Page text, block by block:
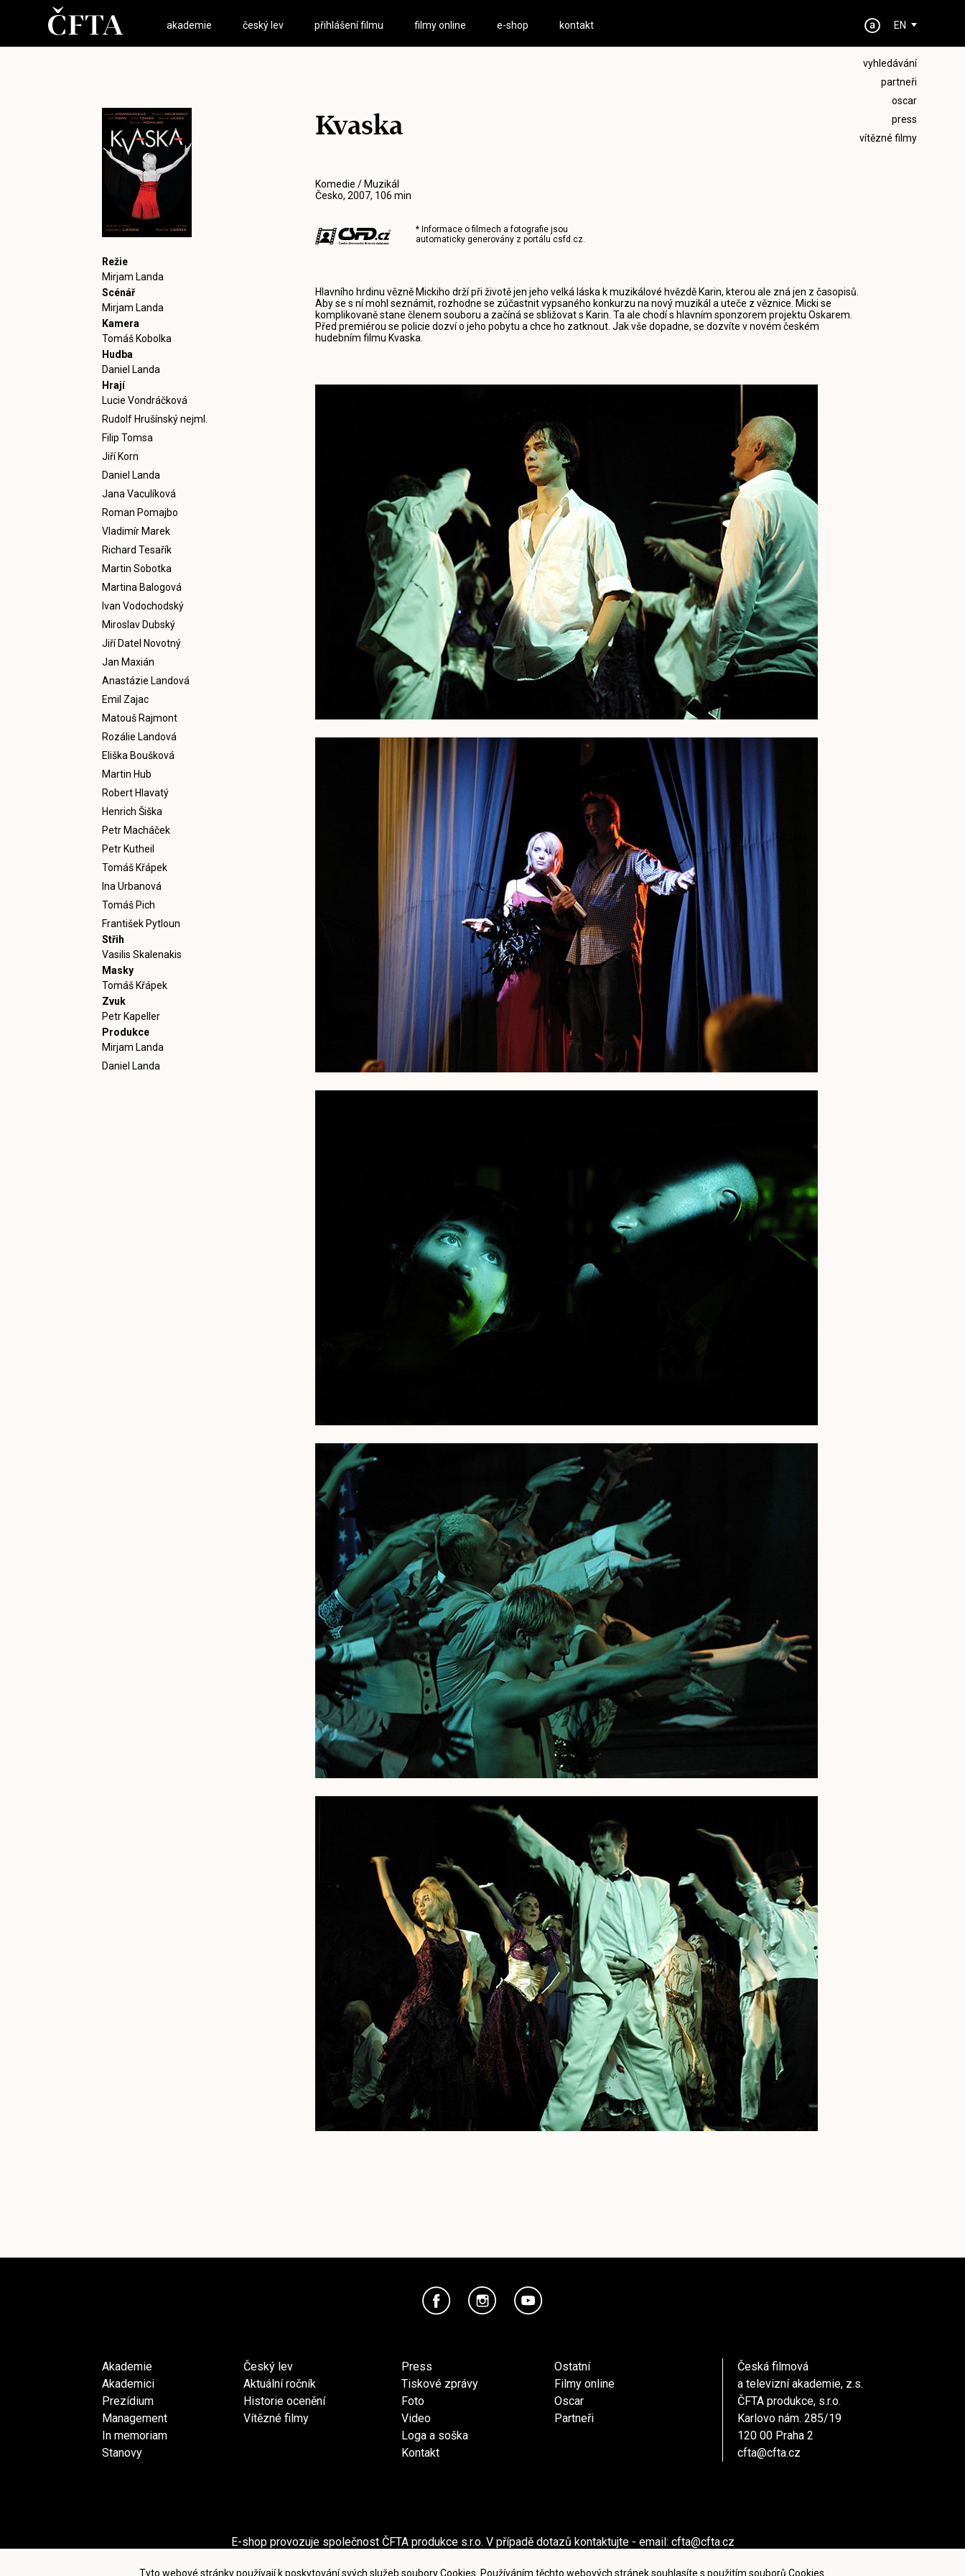
akademie český lev přihlášení filmu filmy online e-shop kontakt EN
vyhledávání
partneři
oscar
press
vítězné filmy
Režie
Mirjam Landa
Scénář
Mirjam Landa
Kamera
Tomáš Kobolka
Hudba
Daniel Landa
Hrají
Lucie Vondráčková
Rudolf Hrušínský nejml.
Filip Tomsa
Jiří Korn
Daniel Landa
Jana Vaculíková
Roman Pomajbo
Vladimír Marek
Richard Tesařík
Martin Sobotka
Martina Balogová
Ivan Vodochodský
Miroslav Dubský
Jiří Datel Novotný
Jan Maxián
Anastázie Landová
Emil Zajac
Matouš Rajmont
Rozálie Landová
Eliška Boušková
Martin Hub
Robert Hlavatý
Henrich Šiška
Petr Macháček
Petr Kutheil
Tomáš Křápek
Ina Urbanová
Tomáš Pich
František Pytloun
Střih
Vasilis Skalenakis
Masky
Tomáš Křápek
Zvuk
Petr Kapeller
Produkce
Mirjam Landa
Daniel Landa
Kvaska
Komedie / Muzikál
Česko, 2007, 106 min
* Informace o filmech a fotografie jsou
automaticky generovány z portálu csfd.cz.
Hlavního hrdinu vězně Mickiho drží při životě jen jeho velká láska k muzikálové hvězdě Karin, kterou ale zná jen z časopisů.
Aby se s ní mohl seznámit, rozhodne se zúčastnit vypsaného konkurzu na nový muzikál a uteče z věznice. Micki se
komplikovaně stane členem souboru a začíná se sbližovat s Karin. Ta ale chodí s hlavním sponzorem projektu Oskarem.
Před premiérou se policie dozví o jeho pobytu a chce ho zatknout. Jak vše dopadne, se dozvíte v novém českém
hudebním filmu Kvaska.
Tyto webové stránky používají k poskytování svých služeb soubory Cookies. Používáním těchto webových stránek souhlasíte s použitím souborů Cookies.
Akademie
Akademici
Prezídium
Management
In memoriam
Stanovy
Český lev
Aktuální ročník
Historie ocenění
Vítězné filmy
Press
Tiskové zprávy
Foto
Video
Loga a soška
Kontakt
Ostatní
Filmy online
Oscar
Partneři
Česká filmová
a televizní akademie, z.s.
ČFTA produkce, s.r.o.
Karlovo nám. 285/19
120 00 Praha 2
cfta@cfta.cz
E-shop provozuje společnost ČFTA produkce s.r.o. V případě dotazů kontaktujte - email: cfta@cfta.cz